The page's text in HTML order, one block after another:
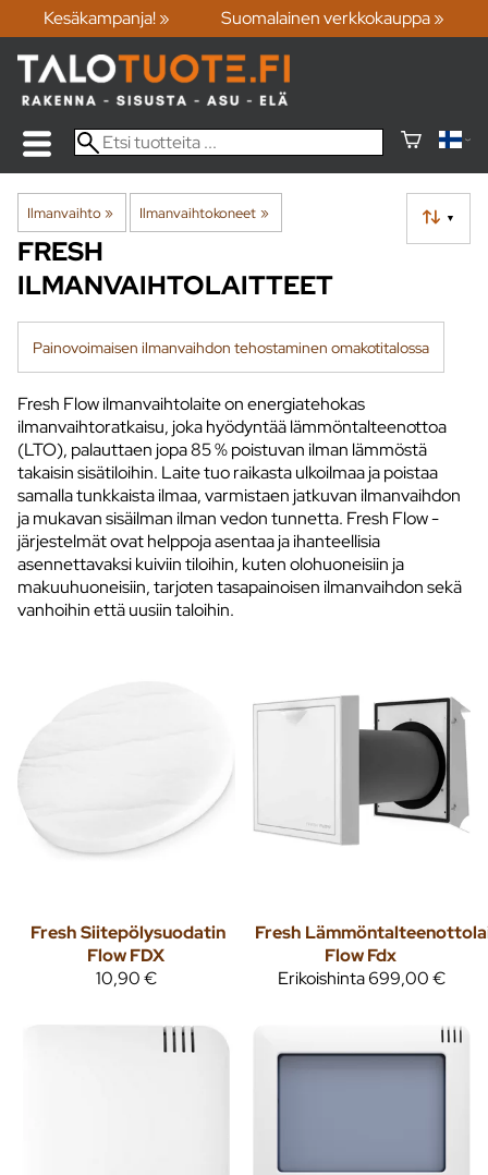
Kesäkampanja! » Suomalainen verkkokauppa »
Ilmanvaihto‪» Ilmanvaihtokoneet ‪» ▼
FRESH
ILMANVAIHTOLAITTEET
Painovoimaisen ilmanvaihdon tehostaminen omakotitalossa
Fresh Flow ilmanvaihtolaite on energiatehokas
ilmanvaihtoratkaisu, joka hyödyntää lämmöntalteenottoa
(LTO), palauttaen jopa 85 % poistuvan ilman lämmöstä
takaisin sisätiloihin. Laite tuo raikasta ulkoilmaa ja poistaa
samalla tunkkaista ilmaa, varmistaen jatkuvan ilmanvaihdon
ja mukavan sisäilman ilman vedon tunnetta. Fresh Flow -
järjestelmät ovat helppoja asentaa ja ihanteellisia
asennettavaksi kuiviin tiloihin, kuten olohuoneisiin ja
makuuhuoneisiin, tarjoten tasapainoisen ilmanvaihdon sekä
vanhoihin että uusiin taloihin.
Fresh Siitepölysuodatin
Flow FDX
10,90 €
Fresh
Flow Fdx
Erikoishinta699,00 €